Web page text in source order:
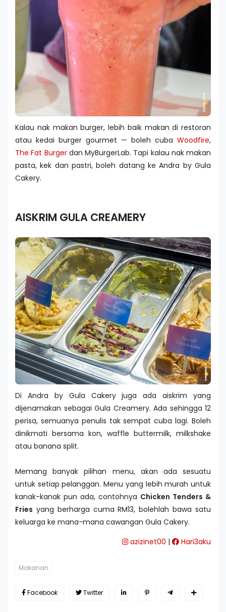
Kalau nak makan burger, lebih baik makan di restoran
atau kedai burger gourmet — boleh cuba Woodfire,
The Fat Burgerdan MyBurgerLab. Tapi kalau nak makan
pasta, kek dan pastri, boleh datang ke Andra by Gula
Cakery.
AISKRIM GULA CREAMERY
Di Andra by Gula Cakery juga ada aiskrim yang
dijenamakan sebagai Gula Creamery. Ada sehingga 12
perisa, semuanya penulis tak sempat cuba lagi. Boleh
dinikmati bersama kon, waffle buttermilk, milkshake
atau banana split.
Memang banyak pilihan menu, akan ada sesuatu
untuk setiap pelanggan. Menu yang lebih murah untuk
kanak-kanak pun ada, contohnya Chicken Tenders &
Fries yang berharga cuma RM13, bolehlah bawa satu
keluarga ke mana-mana cawangan Gula Cakery.
azizinet00 | Hari3aku
Makanan
Facebook Twitter